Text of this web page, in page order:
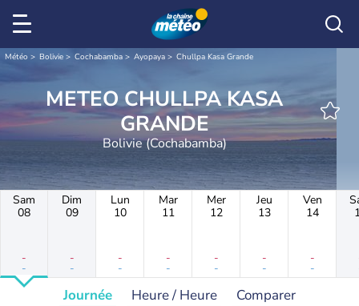
Météo Bolivie Cochabamba Ayopaya Chullpa Kasa Grande
METEO CHULLPA KASA
GRANDE
Bolivie (Cochabamba)
Sam
08
-
-
Dim
09
-
-
Lun
10
-
-
Mar
11
-
-
Mer
12
-
-
Jeu
13
-
-
Ven
14
-
-
Journée Heure / Heure Comparer